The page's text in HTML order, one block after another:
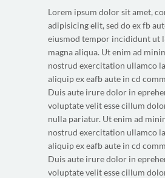
Lorem ipsum dolor sit amet,
adipisicing elit, sed do ex fb
eiusmod tempor incididunt ut
magna aliqua. Ut enim ad
nostrud exercitation ullamco
aliquip ex eafb aute in cd
Duis aute irure dolor in
voluptate velit esse cillum
nulla pariatur. Ut enim ad
nostrud exercitation ullamco
aliquip ex eafb aute in cd
Duis aute irure dolor in
voluptate velit esse cillum